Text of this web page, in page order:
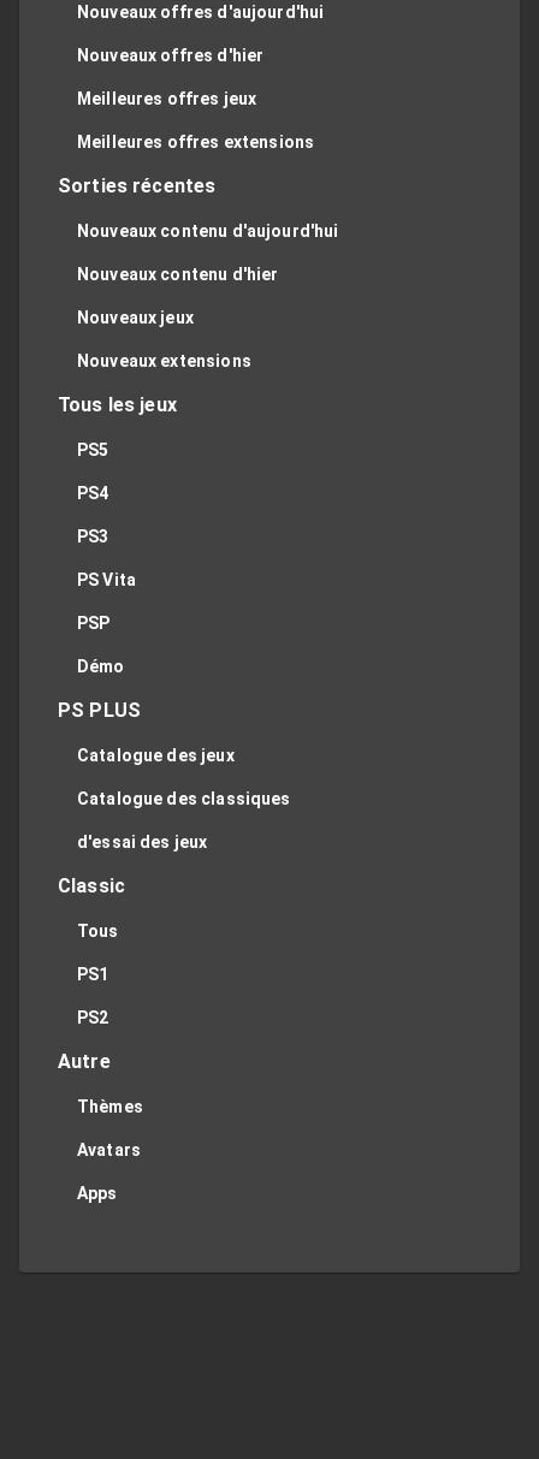
Nouveaux offres d'aujourd'hui
Nouveaux offres d'hier
Meilleures offres jeux
Meilleures offres extensions
Sorties récentes
Nouveaux contenu d'aujourd'hui
Nouveaux contenu d'hier
Nouveaux jeux
Nouveaux extensions
Tous les jeux
PS5
PS4
PS3
PS Vita
PSP
Démo
PS PLUS
Catalogue des jeux
Catalogue des classiques
d'essai des jeux
Classic
Tous
PS1
PS2
Autre
Thèmes
Avatars
Apps